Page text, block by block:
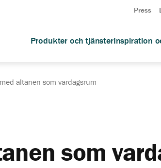
Press
Produkter och tjänsterInspiration
altanen som vardagsrum
som